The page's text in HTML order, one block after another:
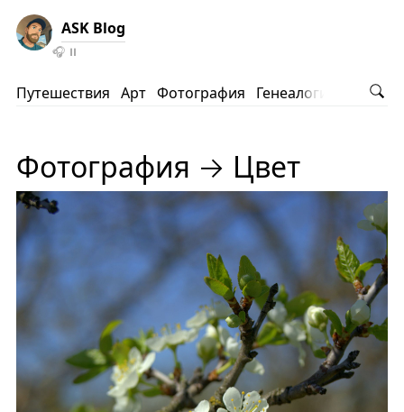
ASK Blog
🎧 ⏸️
Путешествия Арт Фотография Генеалогия АНВ
Фотография → Цвет